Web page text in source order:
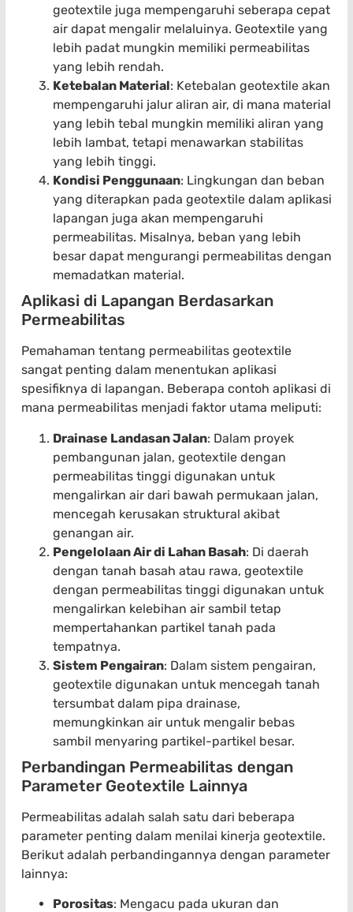
geotextile juga mempengaruhi seberapa cepat
air dapat mengalir melaluinya. Geotextile yang
lebih padat mungkin memiliki permeabilitas
yang lebih rendah.
Ketebalan Material: Ketebalan geotextile akan
mempengaruhi jalur aliran air, di mana material
yang lebih tebal mungkin memiliki aliran yang
lebih lambat, tetapi menawarkan stabilitas
yang lebih tinggi.
Kondisi Penggunaan: Lingkungan dan beban
yang diterapkan pada geotextile dalam aplikasi
lapangan juga akan mempengaruhi
permeabilitas. Misalnya, beban yang lebih
besar dapat mengurangi permeabilitas dengan
memadatkan material.
Aplikasi di Lapangan Berdasarkan
Permeabilitas
Pemahaman tentang permeabilitas geotextile
sangat penting dalam menentukan aplikasi
spesifiknya di lapangan. Beberapa contoh aplikasi di
mana permeabilitas menjadi faktor utama meliputi:
Drainase Landasan Jalan: Dalam proyek
pembangunan jalan, geotextile dengan
permeabilitas tinggi digunakan untuk
mengalirkan air dari bawah permukaan jalan,
mencegah kerusakan struktural akibat
genangan air.
Pengelolaan Air di Lahan Basah: Di daerah
dengan tanah basah atau rawa, geotextile
dengan permeabilitas tinggi digunakan untuk
mengalirkan kelebihan air sambil tetap
mempertahankan partikel tanah pada
tempatnya.
Sistem Pengairan: Dalam sistem pengairan,
geotextile digunakan untuk mencegah tanah
tersumbat dalam pipa drainase,
memungkinkan air untuk mengalir bebas
sambil menyaring partikel-partikel besar.
Perbandingan Permeabilitas dengan
Parameter Geotextile Lainnya
Permeabilitas adalah salah satu dari beberapa
parameter penting dalam menilai kinerja geotextile.
Berikut adalah perbandingannya dengan parameter
lainnya:
Porositas: Mengacu pada ukuran dan